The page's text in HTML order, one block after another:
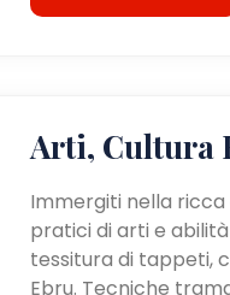
Arti, Cultura
Immergiti nella
pratici di arti e
tessitura di tappeti,
Ebru. Tecniche